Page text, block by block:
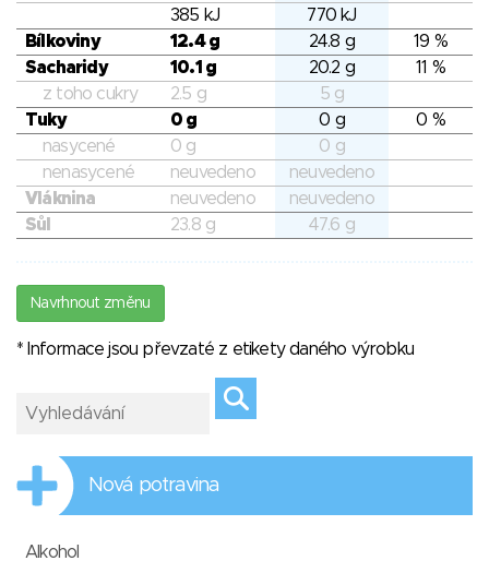
385 kJ
770 kJ
Bílkoviny
12.4 g 24.8 g
19 %
Sacharidy
10.1 g 20.2 g
11 %
z toho cukry
2.5 g
5 g
Tuky
0 g 0 g
0 %
nasycené
0 g
0 g
nenasycené
neuvedeno
neuvedeno
Vláknina
neuvedeno
neuvedeno
Sůl
23.8 g 47.6 g
Navrhnout změnu
* Informace jsou převzaté z etikety daného výrobku
Nová potravina
Alkohol